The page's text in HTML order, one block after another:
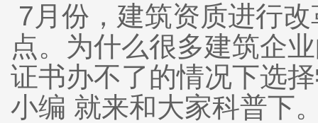
7月份，建筑资质进行
点。为什么很多建筑企
证书办不了的情况下选择
小编 就来和大家科普下